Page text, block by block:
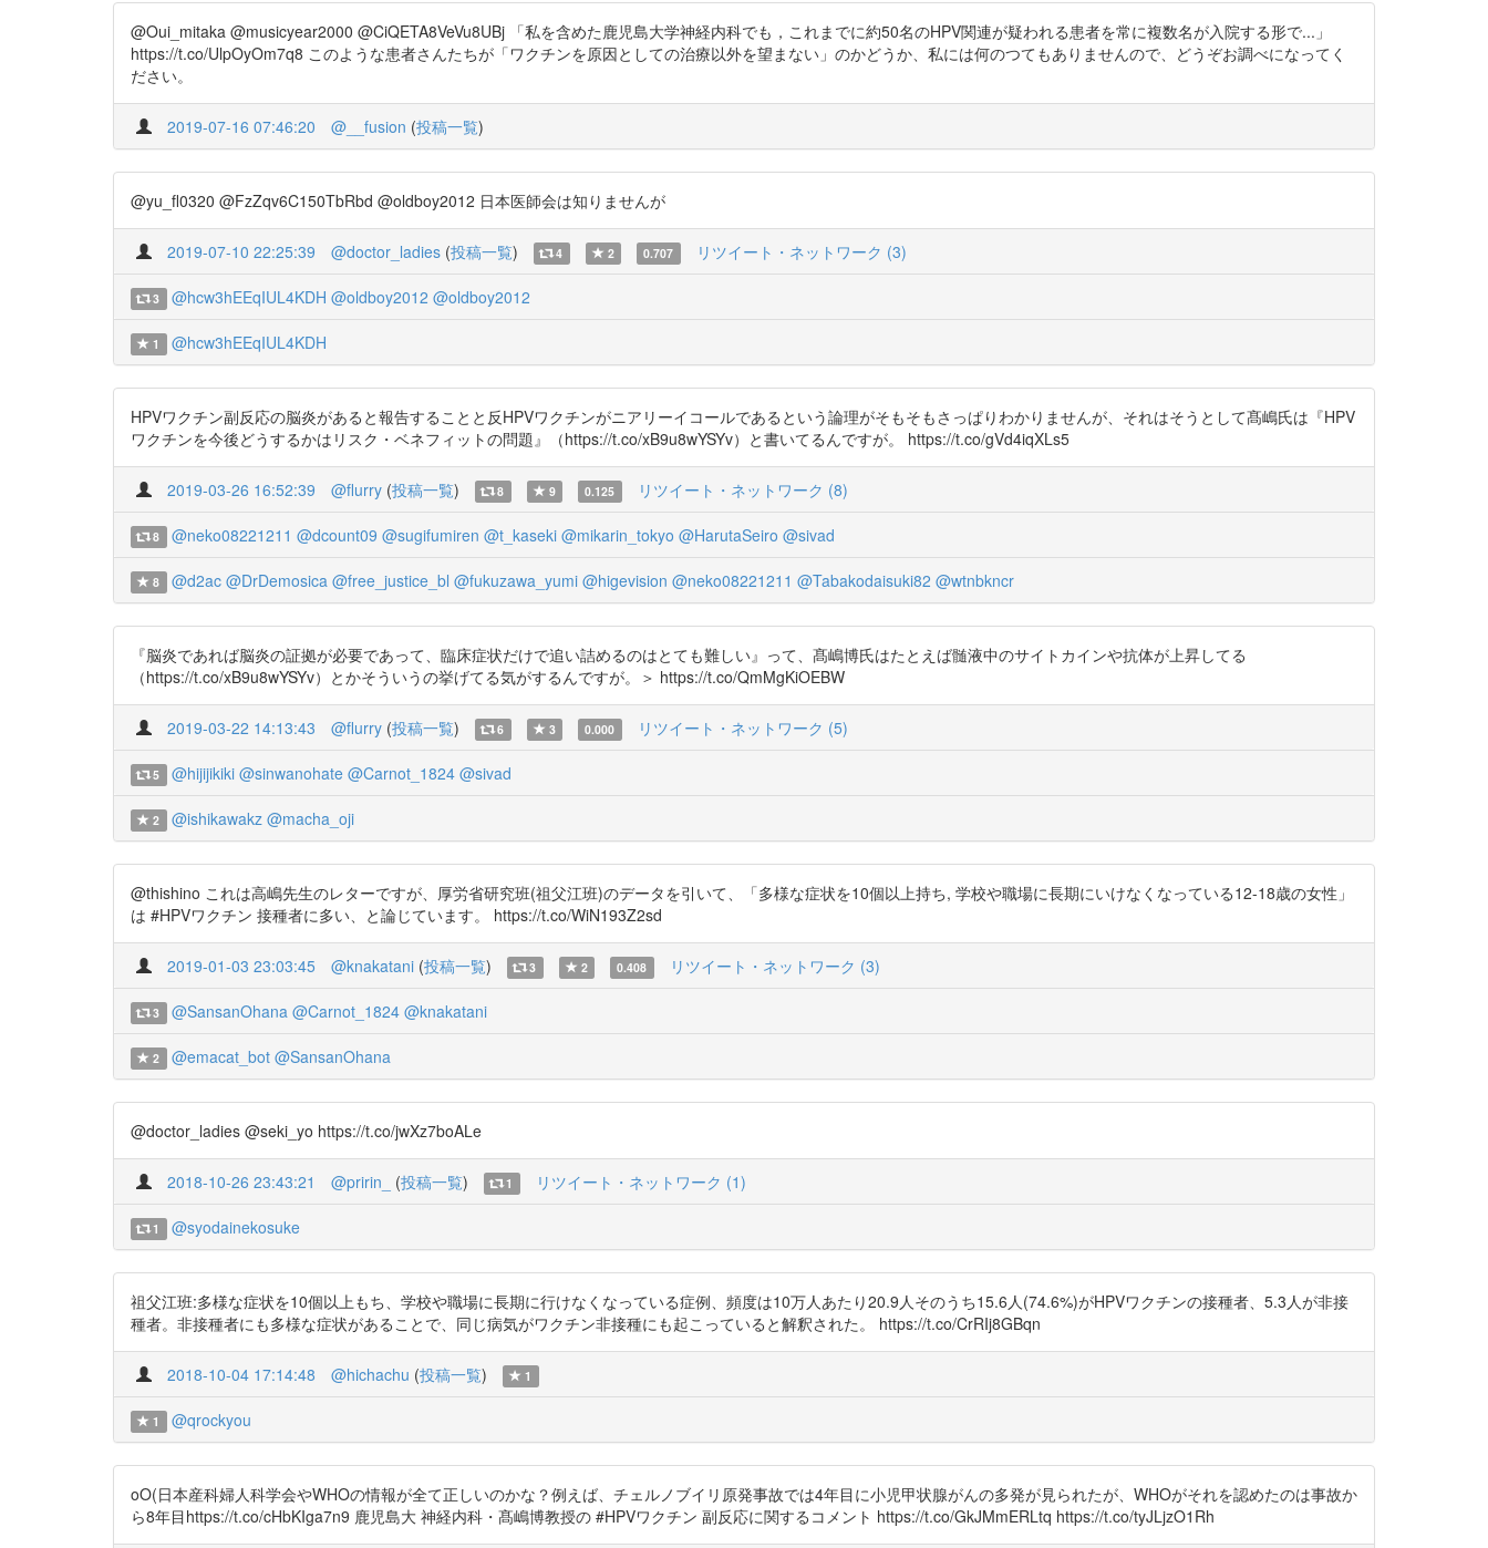
@Oui_mitaka @musicyear2000 @CiQETA8VeVu8UBj 「私を含めた鹿児島大学神経内科でも，これまでに約50名のHPV関連が疑われる患者を常に複数名が入院する形で...」
https://t.co/UlpOyOm7q8 このような患者さんたちが「ワクチンを原因としての治療以外を望まない」のかどうか、私には何のつてもありませんので、どうぞお調べになってく
ださい。
2019-07-16 07:46:20 @__fusion (投稿一覧)
@yu_fl0320 @FzZqv6C150TbRbd @oldboy2012 日本医師会は知りませんが
2019-07-10 22:25:39 @doctor_ladies (投稿一覧) 4 2 0.707 リツイート・ネットワーク (3)
3 @hcw3hEEqIUL4KDH @oldboy2012 @oldboy2012
1 @hcw3hEEqIUL4KDH
HPVワクチン副反応の脳炎があると報告することと反HPVワクチンがニアリーイコールであるという論理がそもそもさっぱりわかりませんが、それはそうとして髙嶋氏は『HPV
ワクチンを今後どうするかはリスク・ベネフィットの問題』（https://t.co/xB9u8wYSYv）と書いてるんですが。 https://t.co/gVd4iqXLs5
2019-03-26 16:52:39 @flurry (投稿一覧) 8 9 0.125 リツイート・ネットワーク (8)
8 @neko08221211 @dcount09 @sugifumiren @t_kaseki @mikarin_tokyo @HarutaSeiro @sivad
8 @d2ac @DrDemosica @free_justice_bl @fukuzawa_yumi @higevision @neko08221211 @Tabakodaisuki82 @wtnbkncr
『脳炎であれば脳炎の証拠が必要であって、臨床症状だけで追い詰めるのはとても難しい』って、髙嶋博氏はたとえば髄液中のサイトカインや抗体が上昇してる
（https://t.co/xB9u8wYSYv）とかそういうの挙げてる気がするんですが。＞ https://t.co/QmMgKiOEBW
2019-03-22 14:13:43 @flurry (投稿一覧) 6 3 0.000 リツイート・ネットワーク (5)
5 @hijijikiki @sinwanohate @Carnot_1824 @sivad
2 @ishikawakz @macha_oji
@thishino これは高嶋先生のレターですが、厚労省研究班(祖父江班)のデータを引いて、「多様な症状を10個以上持ち, 学校や職場に長期にいけなくなっている12-18歳の女性」
は #HPVワクチン 接種者に多い、と論じています。 https://t.co/WiN193Z2sd
2019-01-03 23:03:45 @knakatani (投稿一覧) 3 2 0.408 リツイート・ネットワーク (3)
3 @SansanOhana @Carnot_1824 @knakatani
2 @emacat_bot @SansanOhana
@doctor_ladies @seki_yo https://t.co/jwXz7boALe
2018-10-26 23:43:21 @pririn_ (投稿一覧) 1 リツイート・ネットワーク (1)
1 @syodainekosuke
祖父江班:多様な症状を10個以上もち、学校や職場に長期に行けなくなっている症例、頻度は10万人あたり20.9人そのうち15.6人(74.6%)がHPVワクチンの接種者、5.3人が非接
種者。非接種者にも多様な症状があることで、同じ病気がワクチン非接種にも起こっていると解釈された。 https://t.co/CrRIj8GBqn
2018-10-04 17:14:48 @hichachu (投稿一覧) 1
1 @qrockyou
oO(日本産科婦人科学会やWHOの情報が全て正しいのかな？例えば、チェルノブイリ原発事故では4年目に小児甲状腺がんの多発が見られたが、WHOがそれを認めたのは事故か
ら8年目https://t.co/cHbKIga7n9 鹿児島大 神経内科・髙嶋博教授の #HPVワクチン 副反応に関するコメント https://t.co/GkJMmERLtq https://t.co/tyJLjzO1Rh